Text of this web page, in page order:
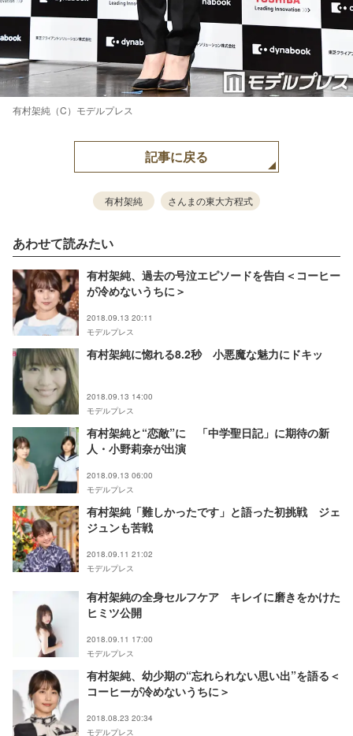
有村架純（C）モデルプレス
記事に戻る
有村架純 さんまの東大方程式
あわせて読みたい
有村架純、過去の号泣エピソードを告白＜コーヒー
が冷めないうちに＞
2018.09.13 20:11
モデルプレス
有村架純に惚れる8.2秒 小悪魔な魅力にドキッ
2018.09.13 14:00
モデルプレス
有村架純と“恋敵”に 「中学聖日記」に期待の新
人・小野莉奈が出演
2018.09.13 06:00
モデルプレス
有村架純「難しかったです」と語った初挑戦 ジェ
ジュンも苦戦
2018.09.11 21:02
モデルプレス
有村架純の全身セルフケア キレイに磨きをかけた
ヒミツ公開
2018.09.11 17:00
モデルプレス
有村架純、幼少期の“忘れられない思い出”を語る＜
コーヒーが冷めないうちに＞
2018.08.23 20:34
モデルプレス